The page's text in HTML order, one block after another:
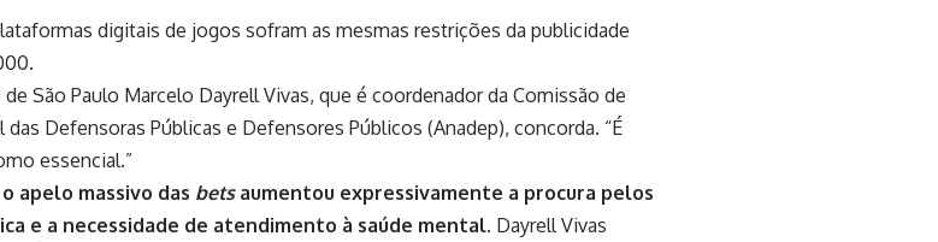
digitais de jogos sofram as mesmas restrições da publicidade
São Paulo Marcelo Dayrell Vivas, que é coordenador da Comissão de
Defensoras Públicas e Defensores Públicos (Anadep), concorda. “É
essencial.”
apelo massivo das bets aumentou expressivamente a procura pelos
e a necessidade de atendimento à saúde mental. Dayrell Vivas